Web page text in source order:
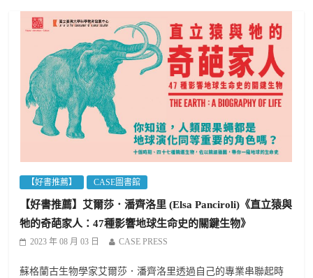
【好書推薦】 CASE圖書館
【好書推薦】艾爾莎．潘齊洛里 (Elsa Panciroli)《直立猿與
牠的奇葩家人：47種影響地球生命史的關鍵生物》
2023 年 08 月 03 日 CASE PRESS
蘇格蘭古生物學家艾爾莎．潘齊洛里透過自己的專業串聯起時